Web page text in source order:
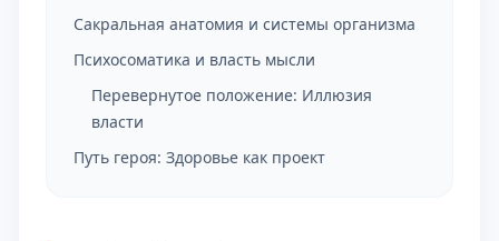
Сакральная анатомия и системы организма
Психосоматика и власть мысли
Перевернутое положение: Иллюзия
власти
Путь героя: Здоровье как проект